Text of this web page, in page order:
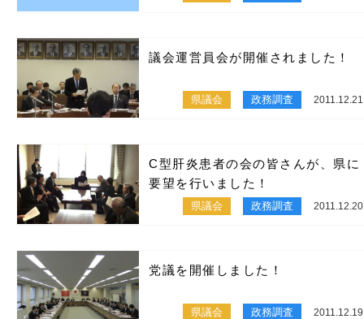
議会運営員会が開催されました！
県議会 政務調査 2011.12.21
C型肝炎患者の会の皆さんが、県に
要望を行いました！
県議会 政務調査 2011.12.20
党議を開催しました！
県議会 政務調査 2011.12.19